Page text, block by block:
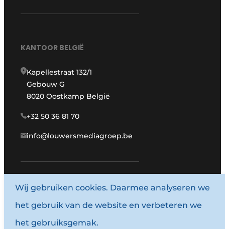
KANTOOR BELGIË
Kapellestraat 132/1
Gebouw G
8020 Oostkamp België
+32 50 36 81 70
info@louwersmediagroep.be
www.louwersmediagroep.com
© 1987 - 2026 Louwersmediagroep.
Termes et conditions
Wij gebruiken cookies. Daarmee analyseren we
het gebruik van de website en verbeteren we
het gebruiksgemak.